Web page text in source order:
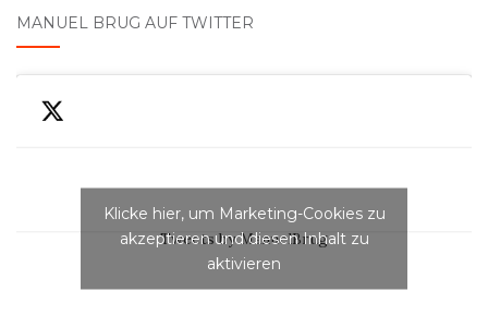
MANUEL BRUG AUF TWITTER
Tweets by ManuelBrug
Klicke hier, um Marketing-Cookies zu
akzeptieren und diesen Inhalt zu
aktivieren